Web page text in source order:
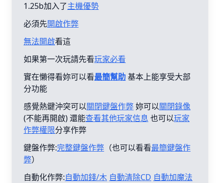
1.25b加入了主機優勢
必須先開啟作弊
無法開啟看這
如果第一次玩請先看玩家必看
實在懶得看妳可以看最簡幫助基本上能享受大部
分功能
感覺熱鍵沖突可以關閉鍵盤作弊妳可以關閉錄像
(不能再開啟) 還能查看其他玩家信息 也可以玩家
作弊權限分享作弊
鍵盤作弊:完整鍵盤作弊 （也可以看看最簡鍵盤作
弊）
自動化作弊:自動加錢/木 自動清除CD 自動加魔法